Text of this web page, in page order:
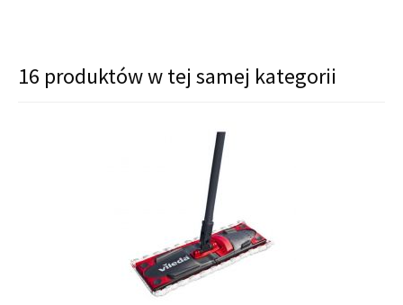
16 produktów w tej samej kategorii